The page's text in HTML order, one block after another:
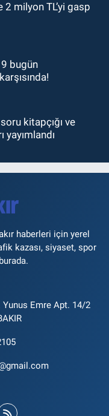
2 milyon TL’yi gasp
bugün
kitapçığı ve
yayımlandı
haberleri için yerel
kazası, siyaset, spor
Emre Apt. 14/2